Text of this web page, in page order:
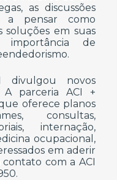
as discussões
a pensar como
soluções em suas
importância de
divulgou novos
A parceria ACI +
oferece planos
consultas,
internação,
ocupacional,
em aderir
com a ACI